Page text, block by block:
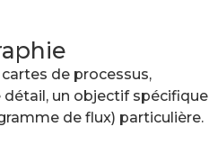
de processus,
détail, un objectif spécifique
de flux) particulière.